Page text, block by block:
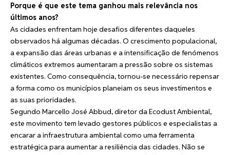
Porque é que este tema ganhou mais relevância nos
últimos anos?
As cidades enfrentam hoje desafios diferentes daqueles
observados há algumas décadas. O crescimento populacional,
a expansão das áreas urbanas e a intensificação de fenómenos
climáticos extremos aumentaram a pressão sobre os sistemas
existentes. Como consequência, tornou-se necessário repensar
a forma como os municípios planeiam os seus investimentos e
as suas prioridades.
Segundo Marcello José Abbud, diretor da Ecodust Ambiental,
este movimento tem levado gestores públicos e especialistas a
encarar a infraestrutura ambiental como uma ferramenta
estratégica para aumentar a resiliência das cidades. Não se